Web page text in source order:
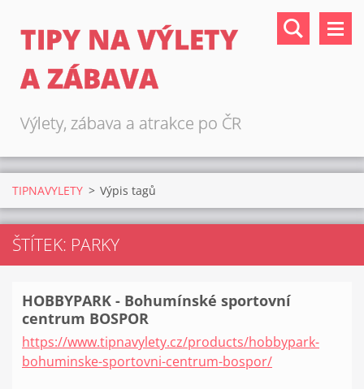
TIPY NA VÝLETY
A ZÁBAVA
Výlety, zábava a atrakce po ČR
TIPNAVYLETY > Výpis tagů
ŠTÍTEK: PARKY
HOBBYPARK - Bohumínské sportovní
centrum BOSPOR
https://www.tipnavylety.cz/products/hobbypark-
bohuminske-sportovni-centrum-bospor/